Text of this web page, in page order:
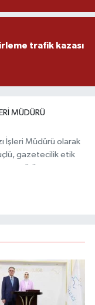
trafik kazası
MÜDÜRÜ
İşleri Müdürü olarak
gazetecilik etik
politikasının
Yerel ve ulusal
Güçlü, tarafsız,